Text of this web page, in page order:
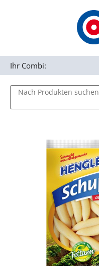
Zur Navigation springen
Nach Produkten suchen
Ihr Combi: